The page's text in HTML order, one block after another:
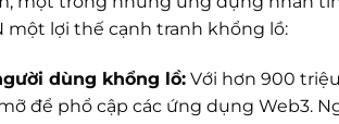
một lợi thế cạnh tranh khổng lồ:
dùng khổng lồ:Với hơn 900
để phổ cập các ứng dụng Web3.